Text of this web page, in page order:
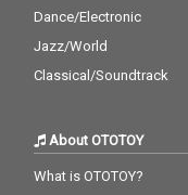
Dance/Electronic
Jazz/World
Classical/Soundtrack
About OTOTOY
What is OTOTOY?